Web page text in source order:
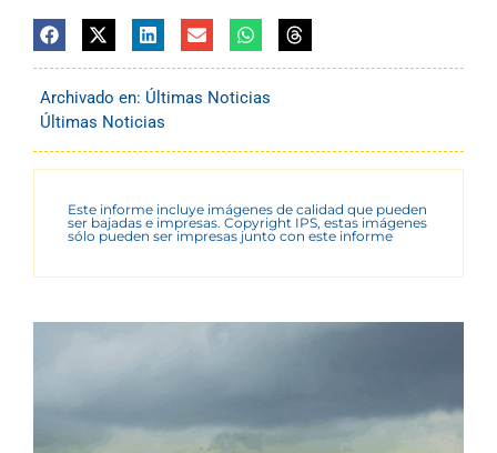
Archivado en: Últimas Noticias
Últimas Noticias
Este informe incluye imágenes de calidad que pueden
ser bajadas e impresas. Copyright IPS, estas imágenes
sólo pueden ser impresas junto con este informe